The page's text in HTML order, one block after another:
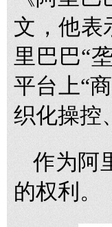
文，他表
里巴巴“
平台上“
织化操控
作为阿
的权利。